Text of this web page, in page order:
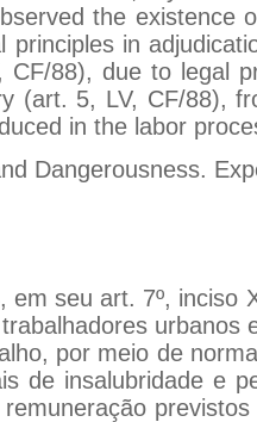
the existence
principles in
CF/88), due to legal
(art. 5, LV, CF/88),
in the labor
Dangerousness.
em seu art. 7º, inciso
urbanos
por meio de
de insalubridade e